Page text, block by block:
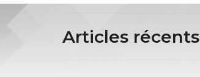
Articles récents